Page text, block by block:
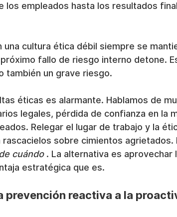
los empleados hasta los resultados
una cultura ética débil siempre se
fallo de riesgo interno detone.
también un grave riesgo.
éticas es alarmante. Hablamos de
legales, pérdida de confianza en la
Relegar el lugar de trabajo y la
rascacielos sobre cimientos agrietados.
cuándo . La alternativa es aprovechar
estratégica que es.
prevención reactiva a la